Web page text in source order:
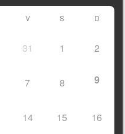
V S D
31 1 2
7 8 9
14 15 16